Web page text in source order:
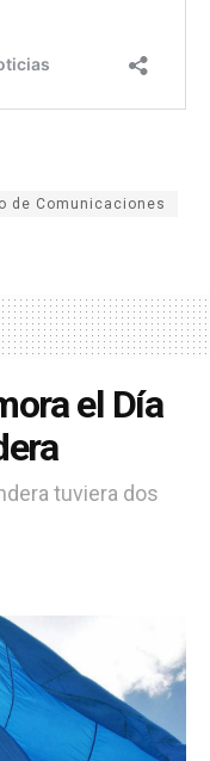
de Comunicaciones
el Día
tuviera dos